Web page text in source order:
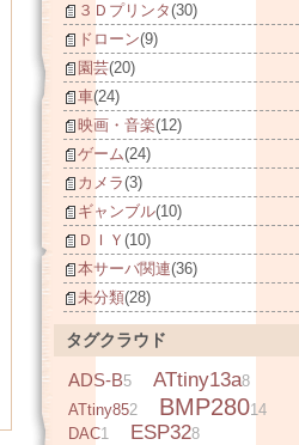
３Ｄプリンタ(30)
ドローン(9)
園芸(20)
車(24)
映画・音楽(12)
ゲーム(24)
カメラ(3)
ギャンブル(10)
ＤＩＹ (10)
本サーバ関連(36)
未分類(28)
タグクラウド
ADS-B5 ATtiny13a8
ATtiny852 BMP28014
DAC1 ESP328